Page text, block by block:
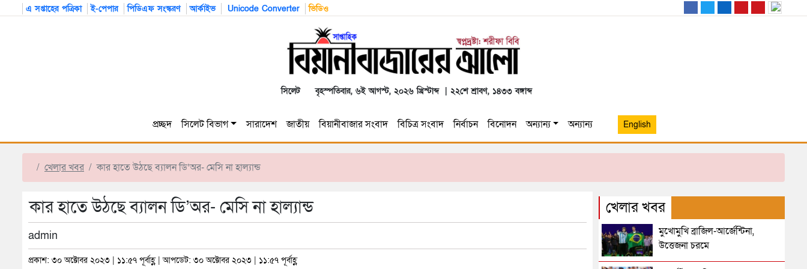
এ সপ্তাহের পত্রিকা ই-পেপার পিডিএফ সংস্করণ আর্কাইভ Unicode Converter ভিডিও
সিলেট বৃহস্পতিবার, ৬ই আগস্ট, ২০২৬ খ্রিস্টাব্দ | ২২শে শ্রাবণ, ১৪৩৩ বঙ্গাব্দ
প্রচ্ছদ সিলেট বিভাগ সারাদেশ জাতীয় বিয়ানীবাজার সংবাদ বিচিত্র সংবাদ নির্বাচন বিনোদন অন্যান্য অন্যান্য English
খেলার খবর কার হাতে উঠছে ব্যালন ডি’অর- মেসি না হাল্যান্ড
কার হাতে উঠছে ব্যালন ডি’অর- মেসি না হাল্যান্ড
admin
প্রকাশ: ৩০ অক্টোবর ২০২৩ | ১১:৫৭ পূর্বাহ্ণ | আপডেট: ৩০ অক্টোবর ২০২৩ | ১১:৫৭ পূর্বাহ্ণ
খেলার খবর
মুখোমুখি ব্রাজিল-আর্জেন্টিনা,
উত্তেজনা চরমে